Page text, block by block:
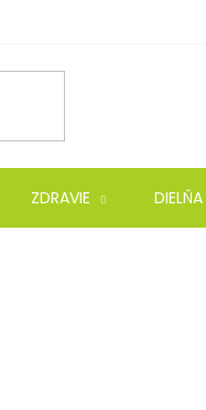
ZDRAVIE DIELŇA